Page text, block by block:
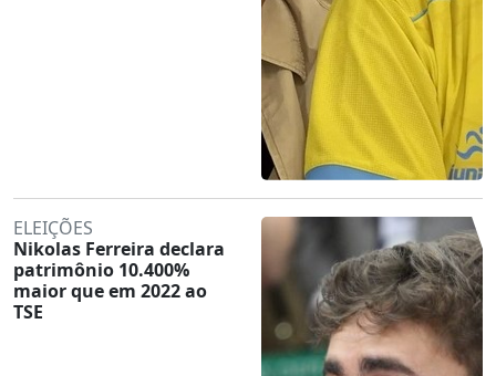
ELEIÇÕES
Nikolas Ferreira declara
patrimônio 10.400%
maior que em 2022 ao
TSE